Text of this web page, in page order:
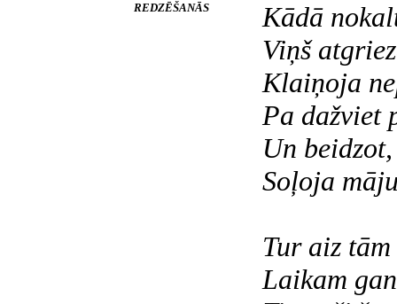
REDZĒŠANĀS
Kādā
Viņš
Klaiņoja
Pa dažviet
Un
Soļoja
Tur aiz
Laikam gan